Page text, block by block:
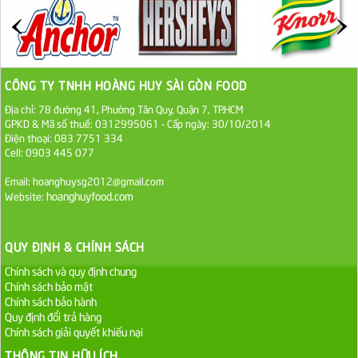
27.000 VND
Đường cát trắng An Khê bao 50kg
Sa Tế Tôm Cholimex PET Hũ 450g
Ớt Sa Tế Cholimex Hũ Thuỷ Tinh 150g
Nước tương cholimex 4,9L
75.000 VND
CÔNG TY TNHH HOÀNG HUY SÀI GÒN FOOD
Địa chỉ: 78 đường 41, Phường Tân Quy, Quận 7, TP.HCM
GPKD & Mã số thuế: 0312995061 - Cấp ngày: 30/10/2014
Điện thoại: 083 7751 334
Cell: 0903 445 077
Email: hoanghuysg2012@gmail.com
Website: hoanghuyfood.com
QUY ĐỊNH & CHÍNH SÁCH
Chính sách và quy định chung
Chính sách bảo mật
Chính sách bảo hành
Quy định đổi trả hàng
Chính sách giải quyết khiếu nại